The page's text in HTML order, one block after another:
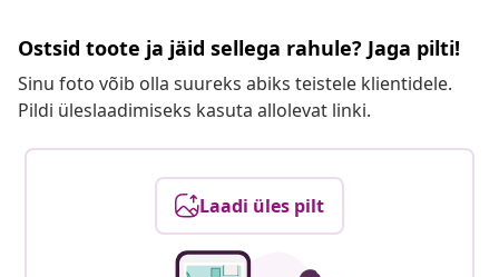
Ostsid toote ja jäid sellega rahule? Jaga pilti!
Sinu foto võib olla suureks abiks teistele klientidele.
Pildi üleslaadimiseks kasuta allolevat linki.
Laadi üles pilt